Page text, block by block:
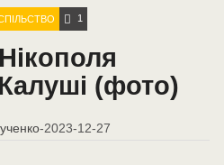
1
(фото)
-2023-12-27